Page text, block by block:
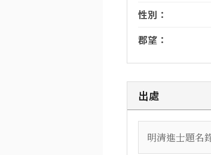
性別：
郡望：
出處
明清進士題名